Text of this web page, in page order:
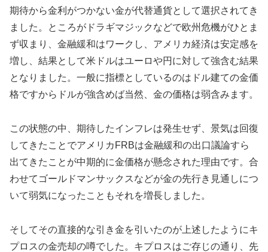
期待から金利がつかない金が代替通貨として選択されてき
ました。ところがドラギマジックなどで欧州危機がひとま
ず収まり、金融緩和はワークし、アメリカ経済は安定感を
増し、結果として米ドルはユーロや円に対して強含む結果
となりました。一般に指標としているのはドル建ての金価
格ですからドルが強含めば当然、金の価格は弱含みます。
この状態の中、期待したインフレは発生せず、景気は回復
してきたことでアメリカFRBは金融緩和の出口議論すら
出てきたことが中期的に金価格が懸念された理由です。合
わせてゴールドマンサックスなどが金の先行き見通しにつ
いて弱気になったこともそれを増長しました。
そしてその直接的な引き金を引いたのが上述したようにキ
プロスの金売却の噂でした。キプロスはご存じの通り、先